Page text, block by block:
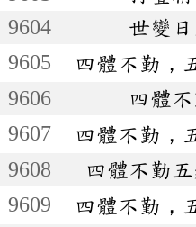
9604
世變日
9605
四體不勤，
9606
四體
9607
四體不勤，
9608
四體不勤
9609
四體不勤，